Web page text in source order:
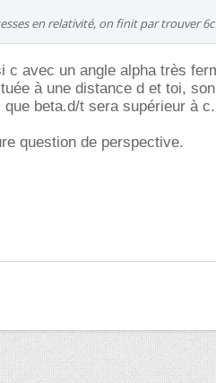
en relativité, on finit par trouver
c avec un angle alpha très
à une distance d et toi,
beta.d/t sera supérieur à c.
question de perspective.